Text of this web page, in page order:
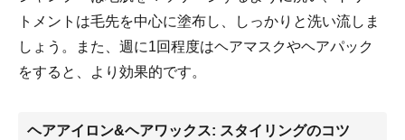
トメントは毛先を中心に塗布し、しっかりと洗い流しま
しょう。また、週に1回程度はヘアマスクやヘアパック
をすると、より効果的です。
ヘアアイロン&ヘアワックス: スタイリングのコツ